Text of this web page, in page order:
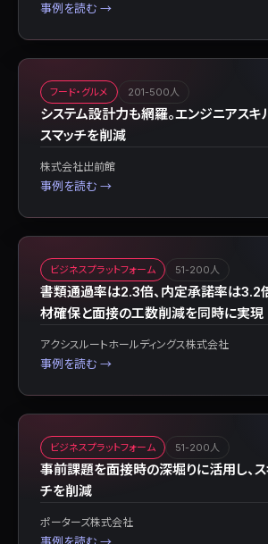
事例を読む →
フード・グルメ 201-500人
システム設計力も網羅。エンジニアス
スマッチを削減
株式会社出前館
事例を読む →
ビジネスプラットフォーム 51-200人
書類通過率は2.3倍、内定承諾率は3.2
材確保と面接の工数削減を同時に実現
アクシスルートホールディングス株式会社
事例を読む →
ビジネスプラットフォーム 51-200人
事前課題を面接時の深堀りに活用し、ス
チを削減
ポーターズ株式会社